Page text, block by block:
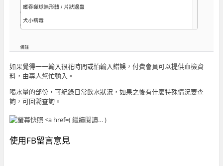
如果覺得一一輸入很花時間或怕輸入錯誤，付費會員可以提供血檢資
料，由專人幫忙輸入。
喝水量的部份，可紀錄日常飲水狀況，如果之後有什麼特殊情況要查
詢，可回溯查詢。
( 繼續閱讀… )
使用FB留言意見